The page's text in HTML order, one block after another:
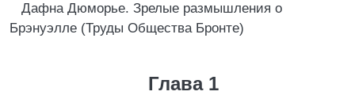
Дафна Дюморье. Зрелые размышления о
Брэнуэлле (Труды Общества Бронте)
Глава 1